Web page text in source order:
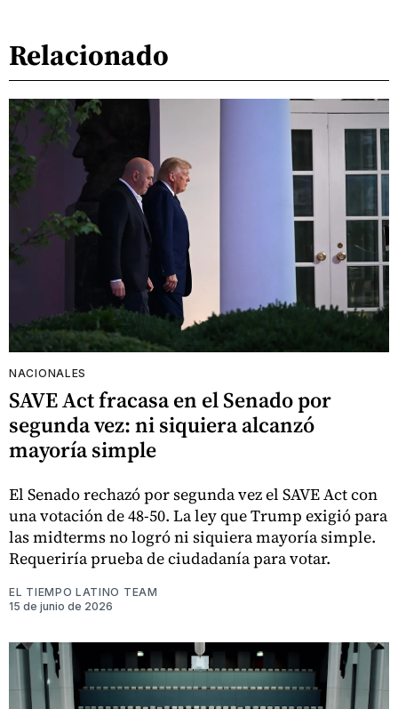
Relacionado
NACIONALES
SAVE Act fracasa en el Senado por
segunda vez: ni siquiera alcanzó
mayoría simple
El Senado rechazó por segunda vez el SAVE Act con
una votación de 48-50. La ley que Trump exigió para
las midterms no logró ni siquiera mayoría simple.
Requeriría prueba de ciudadanía para votar.
EL TIEMPO LATINO TEAM
15 de junio de 2026